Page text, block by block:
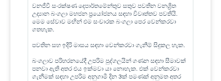
වනජීවී සංරක්ෂණ දෙපාර්තමේන්තුව සතුව පවතින වනශ්‍රිත
උද්‍යාන බංගලා මහජන ප්‍රයෝජනය සඳහා විවෘත්තව පවතියි.
මෙම සේවාව මඟින් එම සංචාරක බංගලා පෙර වෙන්කරවා
ගතහැක.
පවතින සහ ඉදිරි මාසය සඳහා වෙන්කරවා ගැනීම් සිදුකල හැක.
බංගලාව පරිහරනයේදී උපරිම පුද්ගලයින් ගණන සඳහා සීමාවක්
පනවා ඇති අතර එය ඉක්මවා යා නොහැක. එක් වෙන්කරවා
ගැනීමක් සඳහා උපරිම අනුගාමී දින 3ක් පමණක් අනුමත අතර